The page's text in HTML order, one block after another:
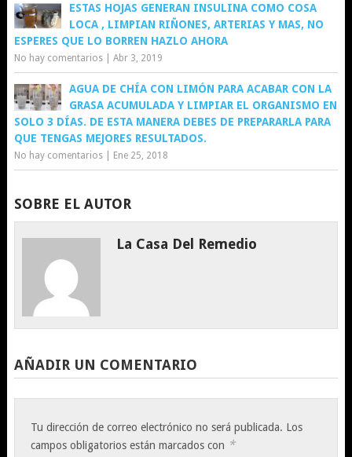
ESTAS HOJAS GENERAN INSULINA COMO COSA
LOCA , LIMPIAN RIÑONES, ARTERIAS Y MAS, NO
ESPERES QUE LO BORREN HAZLO AHORA
No hay comentarios| Abr 3, 2019
AGUA DE CHÍA CON LIMÓN PARA ACABAR CON LA
GRASA ACUMULADA Y LIMPIAR EL ORGANISMO EN
SOLO 3 DÍAS. DE ESTA MANERA DEBES DE PREPARARLA PARA
QUE TENGAS MEJORES RESULTADOS.
No hay comentarios| Ene 25, 2018
SOBRE EL AUTOR
La Casa Del Remedio
AÑADIR UN COMENTARIO
Tu dirección de correo electrónico no será publicada. Los
campos obligatorios están marcados con *